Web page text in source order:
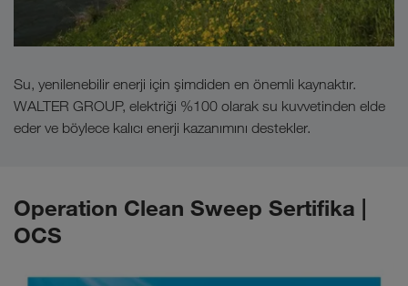
Su, yenilenebilir enerji için şimdiden en önemli kaynaktır.
WALTER GROUP, elektriği %100 olarak su kuvvetinden elde
eder ve böylece kalıcı enerji kazanımını destekler.
Operation Clean Sweep Sertifika |
OCS